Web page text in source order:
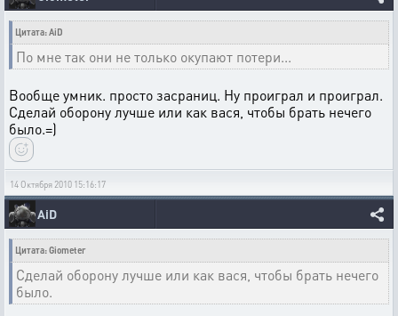
Цитата: AiD
По мне так они не только окупают потери...
Вообще умник. просто засраниц. Ну проиграл и проиграл.
Сделай оборону лучше или как вася, чтобы брать нечего
было.=)
14 Октября 2010 15:16:17
AiD
Цитата: Giometer
Сделай оборону лучше или как вася, чтобы брать нечего
было.